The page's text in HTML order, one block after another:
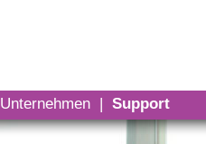
Unternehmen | Support